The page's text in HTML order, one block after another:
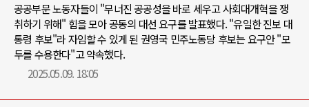
공공부문 노동자들이 "무너진 공공성을 바로 세우고 사회대개혁을 쟁
취하기 위해" 힘을 모아 공동의 대선 요구를 발표했다. "유일한 진보 대
통령 후보"라 자임할 수 있게 된 권영국 민주노동당 후보는 요구안 "모
두를 수용한다"고 약속했다.
2025.05.09. 18:05